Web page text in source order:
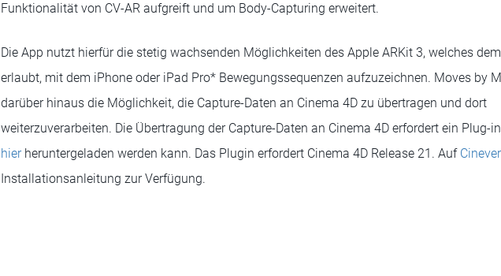
Funktionalität von CV-AR aufgreift und um Body-Capturing erweitert.
Die App nutzt hierfür die stetig wachsenden Möglichkeiten des Apple ARKit 3, welches
erlaubt, mit dem iPhone oder iPad Pro* Bewegungssequenzen aufzuzeichnen. Moves by
darüber hinaus die Möglichkeit, die Capture-Daten an Cinema 4D zu übertragen und dort
weiterzuverarbeiten. Die Übertragung der Capture-Daten an Cinema 4D erfordert ein Plug-
hierheruntergeladen werden kann. Das Plugin erfordert Cinema 4D Release 21. Auf
Installationsanleitung zur Verfügung.